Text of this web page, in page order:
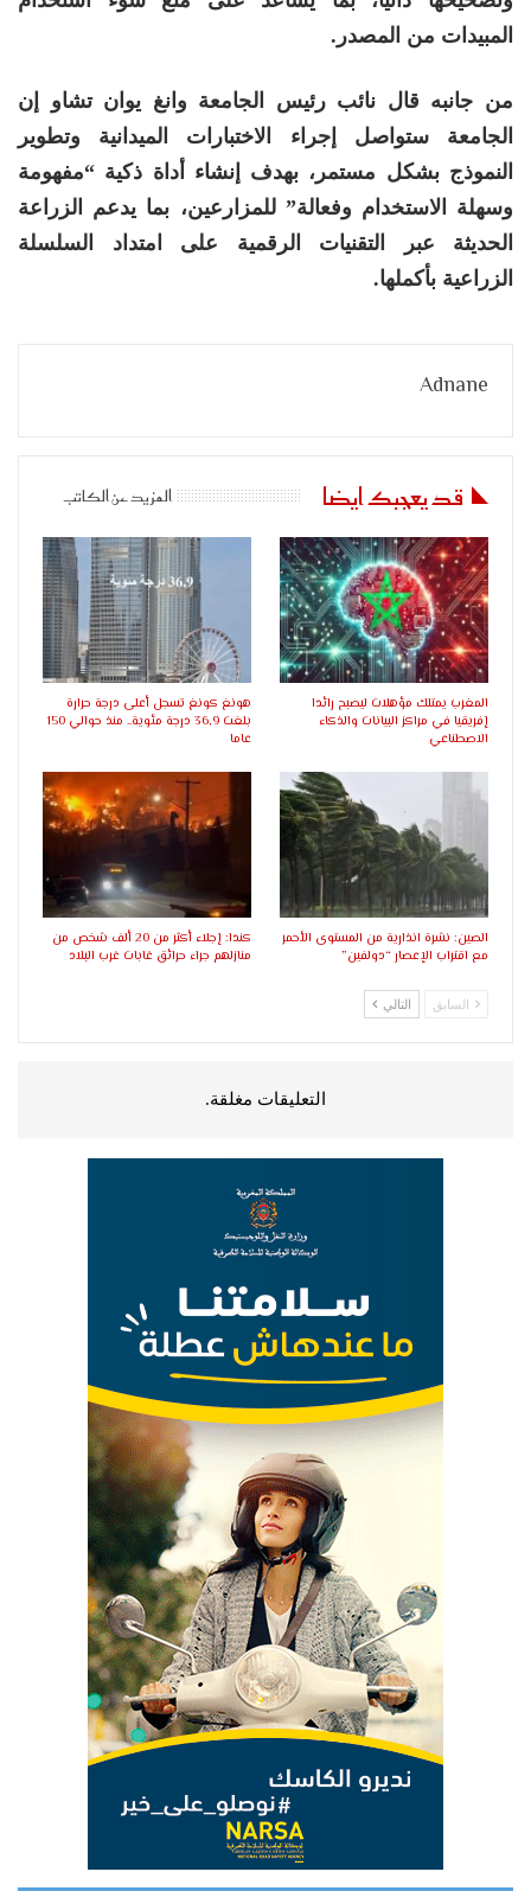
المبيدات من المصدر.
من جانبه قال نائب رئيس الجامعة وانغ يوان تشاو إن
الجامعة ستواصل إجراء الاختبارات الميدانية وتطوير
النموذج بشكل مستمر، بهدف إنشاء أداة ذكية “مفهومة
وسهلة الاستخدام وفعالة” للمزارعين، بما يدعم الزراعة
الحديثة عبر التقنيات الرقمية على امتداد السلسلة
الزراعية بأكملها.
Adnane
قد يعجبك ايضا المزيد عن الكاتب
المغرب يمتلك مؤهلات ليصبح رائدا
إفريقيا في مراكز البيانات والذكاء
الاصطناعي
هونغ كونغ تسجل أعلى درجة حرارة
بلغت 36,9 درجة مئوية.. منذ حوالي 150
عاما
الصين: نشرة انذارية من المستوى الأحمر
مع اقتراب الإعصار “دولفين”
كندا: إجلاء أكثر من 20 ألف شخص من
منازلهم جراء حرائق غابات غرب البلاد
السابق التالي
التعليقات مغلقة.